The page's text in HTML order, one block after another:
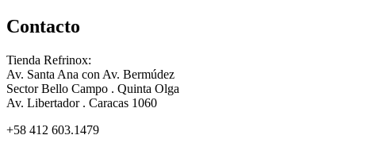
Contacto
Tienda Refrinox:
Av. Santa Ana con Av. Bermúdez
Sector Bello Campo . Quinta Olga
Av. Libertador . Caracas 1060
+58 412 603.1479